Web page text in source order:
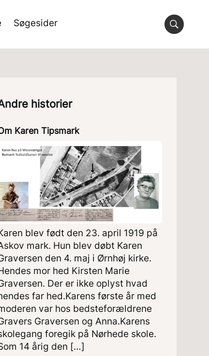
Søgesider
historier
Karen Tipsmark
blev født den 23. april 1919 på
mark. Hun blev døbt Karen
den 4. maj i Ørnhøj kirke.
mor hed Kirsten Marie
Der er ikke oplyst hvad
far hed.Karens første år med
var hos bedsteforældrene
Graversen og Anna.Karens
foregik på Nørhede skole.
14 årig den […]